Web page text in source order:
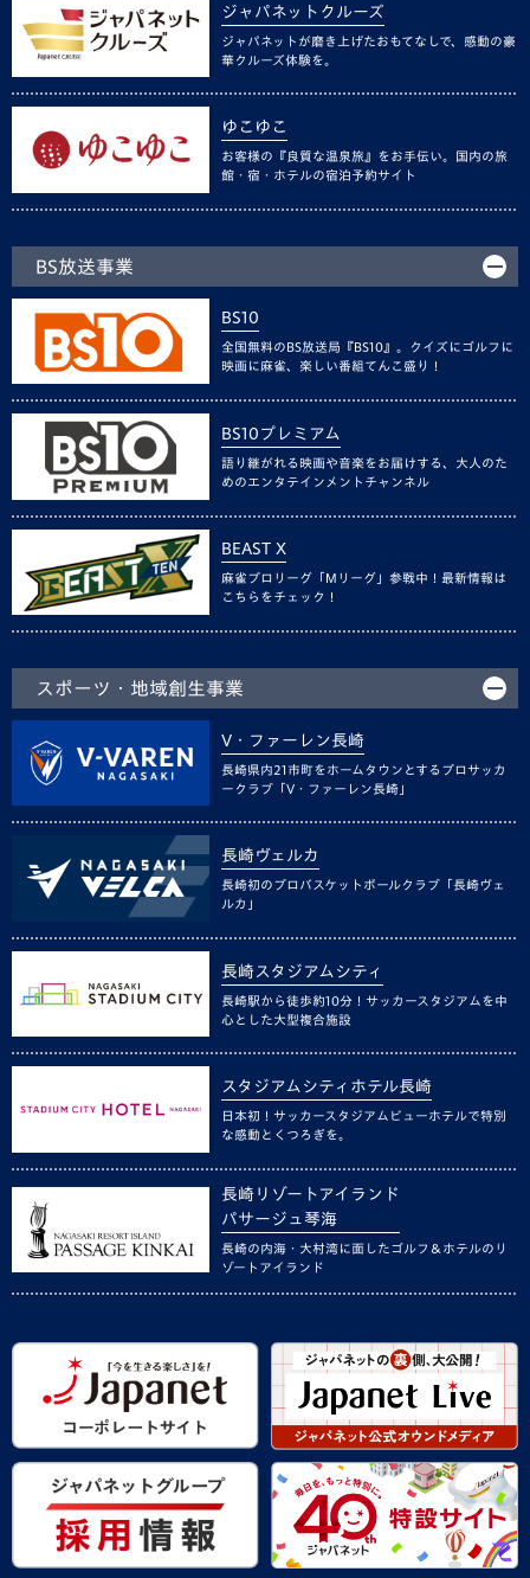
ジャパネットクルーズ
ジャパネットが磨き上げたおもてなしで、感動の豪
華クルーズ体験を。
ゆこゆこ
お客様の『良質な温泉旅』をお手伝い。国内の旅
館・宿・ホテルの宿泊予約サイト
BS放送事業
BS10
全国無料のBS放送局『BS10』。クイズにゴルフに
映画に麻雀、楽しい番組てんこ盛り！
BS10プレミアム
語り継がれる映画や音楽をお届けする、大人のた
めのエンタテインメントチャンネル
BEAST X
麻雀プロリーグ「Mリーグ」参戦中！最新情報は
こちらをチェック！
スポーツ・地域創生事業
V・ファーレン長崎
長崎県内21市町をホームタウンとするプロサッカ
ークラブ「V・ファーレン長崎」
長崎ヴェルカ
長崎初のプロバスケットボールクラブ「長崎ヴェ
ルカ」
長崎スタジアムシティ
長崎駅から徒歩約10分！サッカースタジアムを中
心とした大型複合施設
スタジアムシティホテル長崎
日本初！サッカースタジアムビューホテルで特別
な感動とくつろぎを。
長崎リゾートアイランド
パサージュ琴海
長崎の内海・大村湾に面したゴルフ＆ホテルのリ
ゾートアイランド